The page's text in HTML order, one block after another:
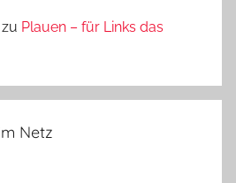
zu Plauen – für Links das
Netz